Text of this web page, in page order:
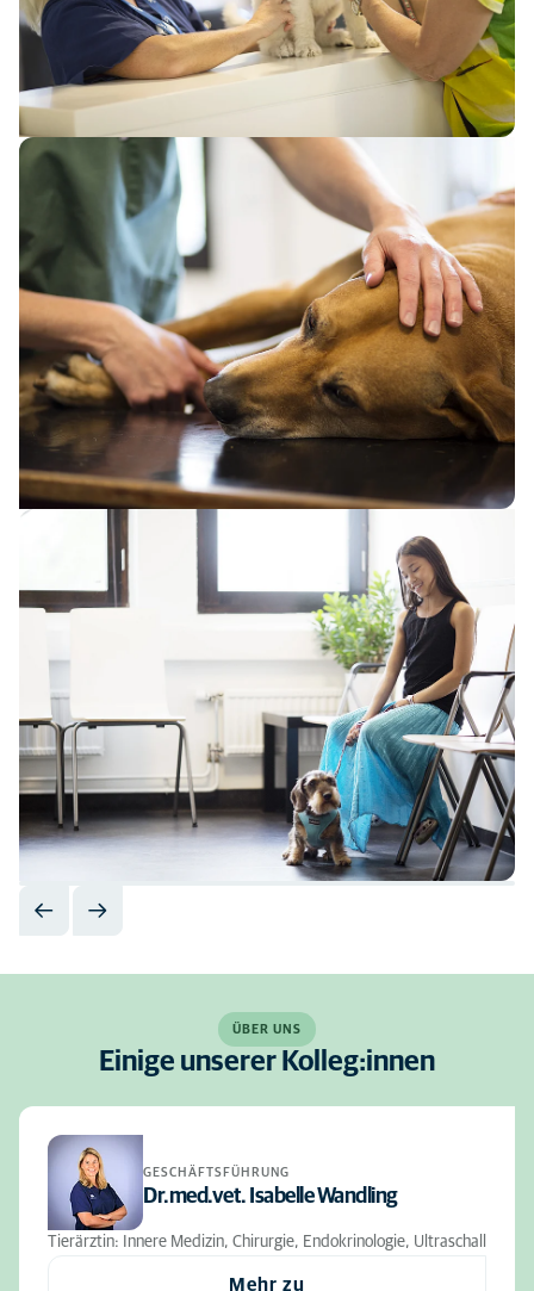
ÜBER UNS
Einige unserer Kolleg:innen
GESCHÄFTSFÜHRUNG
Dr.med.vet. Isabelle Wandling
Tierärztin: Innere Medizin, Chirurgie, Endokrinologie, Ultraschall
Mehr zu